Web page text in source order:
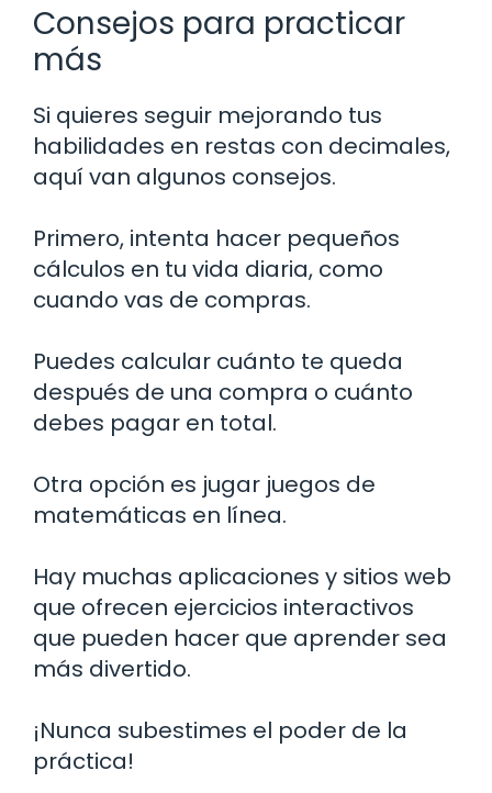
Consejos para practicar
más
Si quieres seguir mejorando tus
habilidades en restas con decimales,
aquí van algunos consejos.
Primero, intenta hacer pequeños
cálculos en tu vida diaria, como
cuando vas de compras.
Puedes calcular cuánto te queda
después de una compra o cuánto
debes pagar en total.
Otra opción es jugar juegos de
matemáticas en línea.
Hay muchas aplicaciones y sitios web
que ofrecen ejercicios interactivos
que pueden hacer que aprender sea
más divertido.
¡Nunca subestimes el poder de la
práctica!